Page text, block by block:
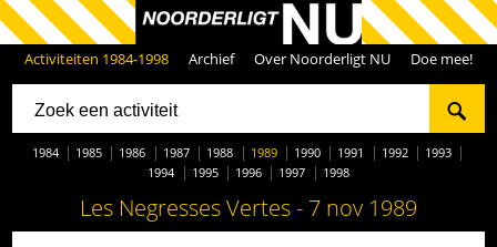
Activiteiten 1984-1998 Archief Over Noorderligt NU Doe mee!
1984 1985 1986 1987 1988 1989 1990 1991 1992
1993
1994
1995 1996 1997 1998
Les Negresses Vertes - 7 nov 1989